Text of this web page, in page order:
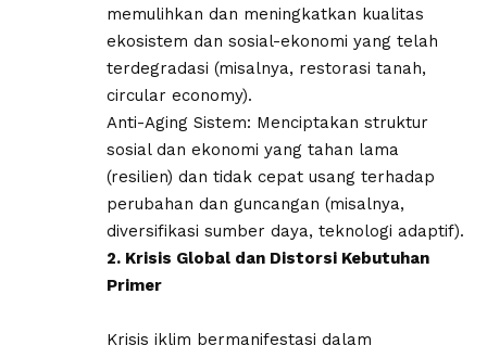
memulihkan dan meningkatkan kualitas
ekosistem dan sosial-ekonomi yang telah
terdegradasi (misalnya, restorasi tanah,
circular economy).
​Anti-Aging Sistem: Menciptakan struktur
sosial dan ekonomi yang tahan lama
(resilien) dan tidak cepat usang terhadap
perubahan dan guncangan (misalnya,
diversifikasi sumber daya, teknologi adaptif).
​2. Krisis Global dan Distorsi Kebutuhan
Primer
​Krisis iklim bermanifestasi dalam